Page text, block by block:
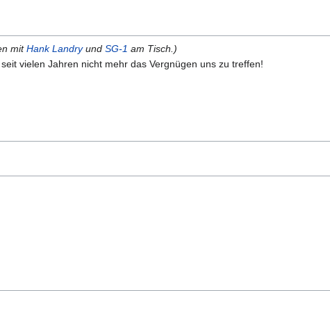
mitHank Landryund SG-1 am Tisch.)
vielen Jahren nicht mehr das Vergnügen uns zu treffen!